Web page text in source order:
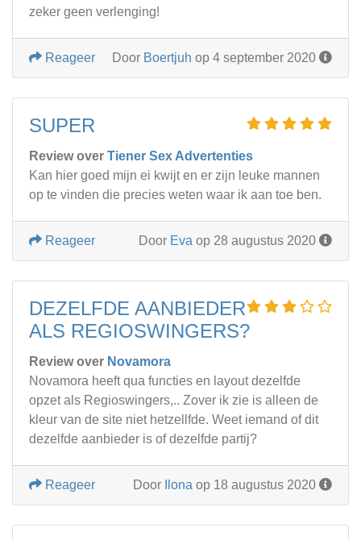
zeker geen verlenging!
Door Boertjuh op 4 september 2020
Reageer
SUPER
Review over Tiener Sex Advertenties
Kan hier goed mijn ei kwijt en er zijn leuke mannen
op te vinden die precies weten waar ik aan toe ben.
Door Eva op 28 augustus 2020
Reageer
DEZELFDE AANBIEDER
ALS REGIOSWINGERS?
Review over Novamora
Novamora heeft qua functies en layout dezelfde
opzet als Regioswingers,.. Zover ik zie is alleen de
kleur van de site niet hetzellfde. Weet iemand of dit
dezelfde aanbieder is of dezelfde partij?
Door Ilona op 18 augustus 2020
Reageer